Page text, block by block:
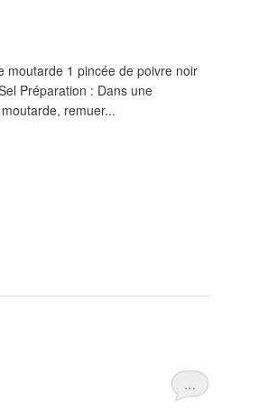
moutarde 1 pincée de poivre noir
Préparation : Dans une
remuer...
…